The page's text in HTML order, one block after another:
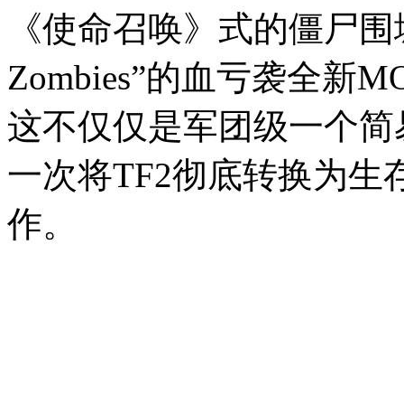
《使命召唤》式的僵尸
Zombies”的血亏袭全新
这不仅仅是军团级一个
一次将TF2彻底转换为生
作。